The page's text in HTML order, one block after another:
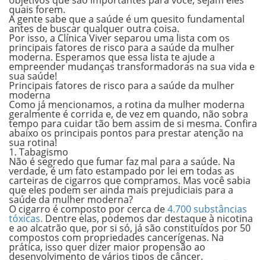
quais forem.
A gente sabe que a saúde é um quesito fundamental
antes de buscar qualquer outra coisa.
Por isso, a Clínica Viver separou uma lista com os
principais fatores de risco para a saúde da mulher
moderna. Esperamos que essa lista te ajude a
empreender mudanças transformadoras na sua vida e
sua saúde!
Principais fatores de risco para a saúde da mulher
moderna
Como já mencionamos, a rotina da mulher moderna
geralmente é corrida e, de vez em quando, não sobra
tempo para cuidar tão bem assim de si mesma. Confira
abaixo os principais pontos para prestar atenção na
sua rotina!
1. Tabagismo
Não é segredo que fumar faz mal para a saúde. Na
verdade, é um fato estampado por lei em todas as
carteiras de cigarros que compramos. Mas você sabia
que eles podem ser ainda mais prejudiciais para a
saúde da mulher moderna?
O cigarro é composto por cerca de4.700 substâncias
tóxicas. Dentre elas, podemos dar destaque à nicotina
e ao alcatrão que, por si só, já são constituídos por 50
compostos com propriedades cancerígenas. Na
prática, isso quer dizer maior propensão ao
desenvolvimento de vários tipos de câncer.